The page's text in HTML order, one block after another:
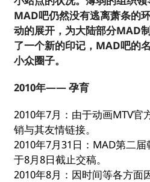
MAD吧仍然没有逃离萧条的
动的展开，为大陆部分MAD
了一个新的印记，MAD吧的
小众圈子。
2010年—— 孕育
2010年7月：由于动画MTV官
销与其友情链接。
2010年7月31日：MAD第二
于8月8日截止交稿。
2010年8月：因时间等各方面